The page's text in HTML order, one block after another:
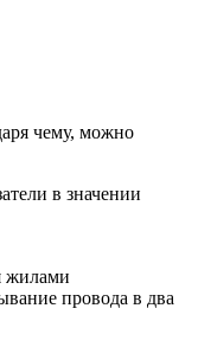
чему, можно
в значении
жилами
провода в два